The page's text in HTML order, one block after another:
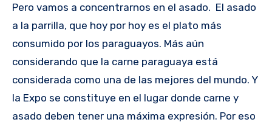
Pero vamos a concentrarnos en el asado. El asado
a la parrilla, que hoy por hoy es el plato más
consumido por los paraguayos. Más aún
considerando que la carne paraguaya está
considerada como una de las mejores del mundo. Y
la Expo se constituye en el lugar donde carne y
asado deben tener una máxima expresión. Por eso